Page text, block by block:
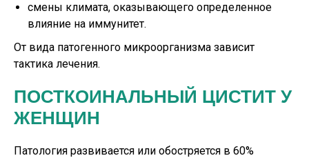
смены климата, оказывающего определенное
влияние на иммунитет.
От вида патогенного микроорганизма зависит
тактика лечения.
ПОСТКОИНАЛЬНЫЙ ЦИСТИТ У
ЖЕНЩИН
Патология развивается или обостряется в 60%